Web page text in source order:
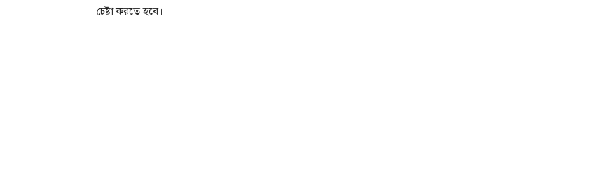
চেষ্টা করতে হবে।